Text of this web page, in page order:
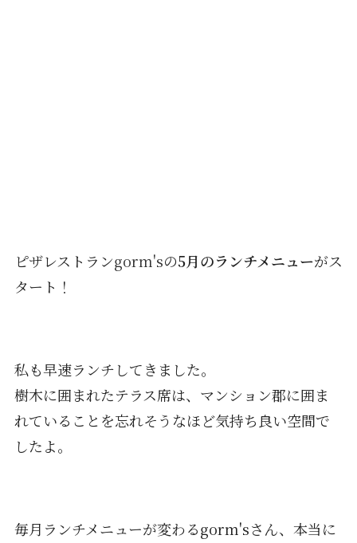
ピザレストランgorm'sの5月のランチメニューがス
タート！
私も早速ランチしてきました。
樹木に囲まれたテラス席は、マンション郡に囲ま
れていることを忘れそうなほど気持ち良い空間で
したよ。
毎月ランチメニューが変わるgorm'sさん、本当に